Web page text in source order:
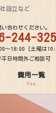
設立など
合わせください。
244-
～18:00 [土曜は
日時間外ご相談可
費用一覧
Fee